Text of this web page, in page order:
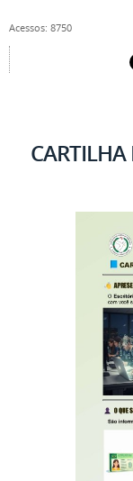
Acessos: 8750
CARTILHA